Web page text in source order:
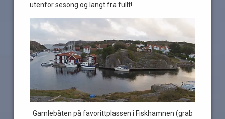
utenfor sesong og langt fra fullt!
Gamlebåten på favorittplassen i Fiskhamnen (grab